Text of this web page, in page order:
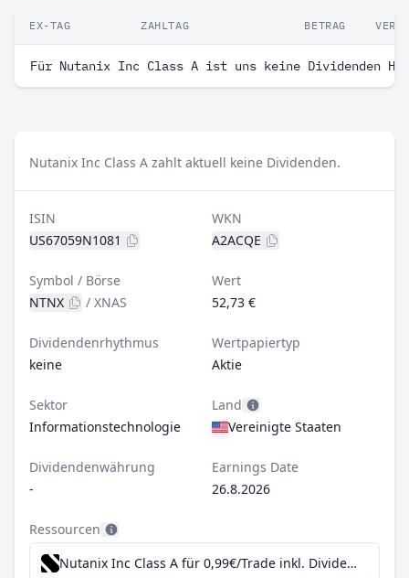
EX-TAG ZAHLTAG BETRAG
Für Nutanix Inc Class A ist uns keine Dividenden
Nutanix Inc Class A zahlt aktuell keine Dividenden.
ISIN
US67059N1081
WKN
A2ACQE
Symbol / Börse
NTNX
/ XNAS
Wert
52,73 €
Dividendenrhythmus
keine
Wertpapiertyp
Aktie
Sektor
Informationstechnologie
Land
Vereinigte Staaten
Dividendenwährung
-
Earnings Date
26.8.2026
Ressourcen
Nutanix Inc Class A für 0,99€/Trade inkl. Dividend Reinvestment Plan